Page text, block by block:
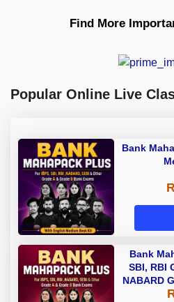
Find More
Popular Online Live
Bank
Bank
SBI, RBI
NABARD
A &